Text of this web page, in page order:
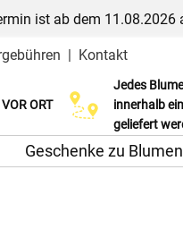
ist ab dem
| Kontakt
ORT
Jedes
innerhalb
geliefert
Click &
Geschenke zu Blumen